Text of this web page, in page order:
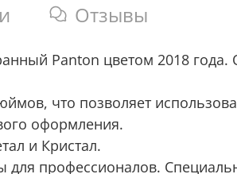
Отзывы
Panton цветом 2018 года.
что позволяет
оформления.
и Кристал.
профессионалов.